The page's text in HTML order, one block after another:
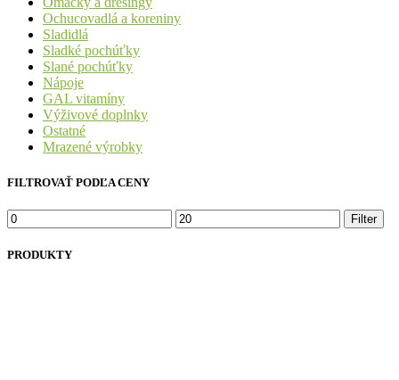
Ochucovadlá a koreniny
Sladidlá
Sladké pochúťky
Slané pochúťky
Nápoje
GAL vitamíny
Výživové doplnky
Ostatné
Mrazené výrobky
FILTROVAŤ PODĽA CENY
Minimálna
cena
Maximálna
cena
Filter
PRODUKTY